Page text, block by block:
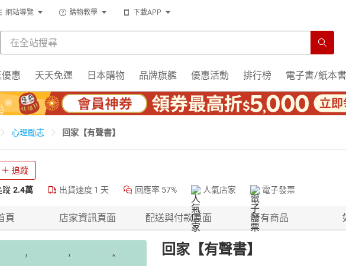
網站導覽 購物教學 下載APP
惠 天天免運 日本購物 品牌旗艦 優惠活動 排行榜 電子書/紙本書
心理勵志 回家【有聲書】
追蹤
蹤 2.4萬 出貨速度 1 天 回應率 57% 人氣店家 電子發票
頁 店家資訊頁面 配送與付款頁面 所有商品
回家【有聲書】